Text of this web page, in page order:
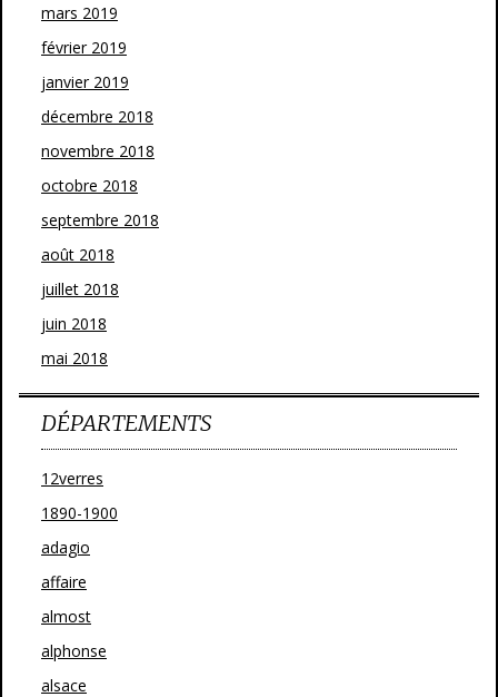
mars 2019
février 2019
janvier 2019
décembre 2018
novembre 2018
octobre 2018
septembre 2018
août 2018
juillet 2018
juin 2018
mai 2018
DÉPARTEMENTS
12verres
1890-1900
adagio
affaire
almost
alphonse
alsace